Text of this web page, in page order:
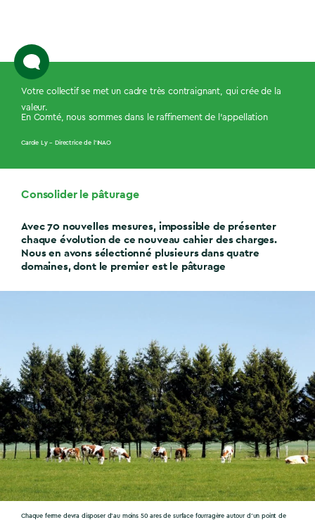
Votre collectif se met un cadre très contraignant, qui crée de la
valeur.
En Comté, nous sommes dans le raffinement de l’appellation
Carole Ly – Directrice de l’INAO
Consolider le pâturage
Avec 70 nouvelles mesures, impossible de présenter
chaque évolution de ce nouveau cahier des charges.
Nous en avons sélectionné plusieurs dans quatre
domaines, dont le premier est le pâturage
Chaque ferme devra disposer d’au moins 50 ares de surface fourragère autour d’un point de